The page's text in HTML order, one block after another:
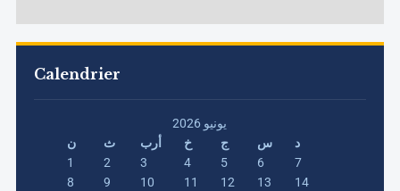
Calendrier
يونيو 2026
ن
ث أرب خ ج س
د
1
2 3 4 5 6
7
8
9 10 11 12 13
14